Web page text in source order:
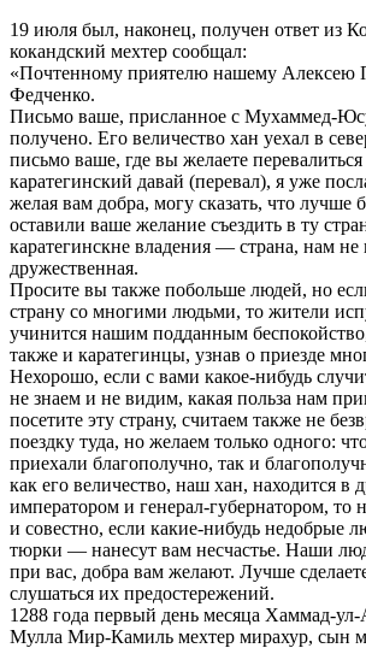
19 июля был, наконец, получен ответ из
кокандский мехтер сообщал:
«Почтенному приятелю нашему Алексею
Федченко.
Письмо ваше, присланное с Мухаммед-
получено. Его величество хан уехал в
письмо ваше, где вы желаете перевалиться
каратегинский давай (перевал), я уже
желая вам добра, могу сказать, что
оставили ваше желание съездить в ту
каратегинскне владения — страна, нам не
дружественная.
Просите вы также побольше людей, но
страну со многими людьми, то жители
учинится нашим подданным
также и каратегинцы, узнав о приезде
Нехорошо, если с вами какое-нибудь
не знаем и не видим, какая польза нам
посетите эту страну, считаем также не
поездку туда, но желаем только одного:
приехали благополучно, так и
как его величество, наш хан, находится в
императором и генерал-губернатором, то
и совестно, если какие-нибудь недобрые
тюрки — нанесут вам несчастье. Наши
при вас, добра вам желают. Лучше
слушаться их предостережений.
1288 года первый день месяца Хаммад-ул-
Мулла Мир-Камиль мехтер мирахур, сын